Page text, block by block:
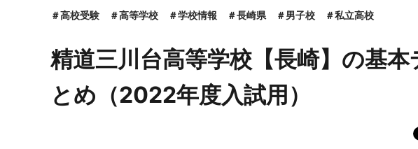
運営会社
プライバシーポリシー
高校受験 高等学校 学校情報 長崎県 男子校 私立高校
精道三川台高等学校【長崎】の基本
とめ（2022年度入試用）